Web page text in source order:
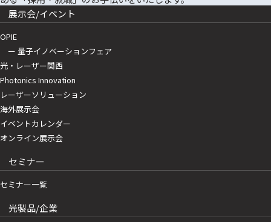
展示会/イベント
OPIE
ー 量子イノベーションフェア
光・レーザー関西
Photonics Innovation
レーザーソリューション
海外展示会
イベントカレンダー
オンライン展示会
セミナー
セミナー一覧
光製品/企業